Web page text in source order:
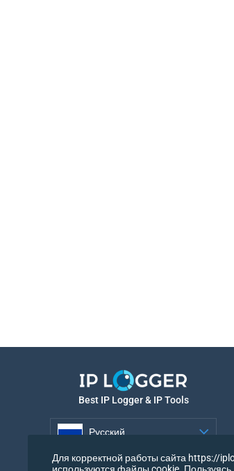
Best IP Logger & IP Tools
Русский
Русский
Для корректной работы сайта https://